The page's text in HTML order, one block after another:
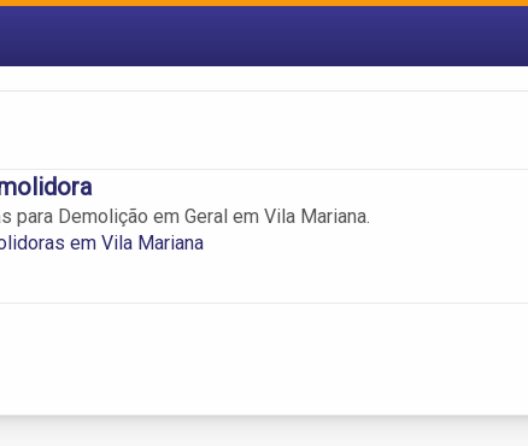
para Demolição em Geral em Vila Mariana.
em Vila Mariana